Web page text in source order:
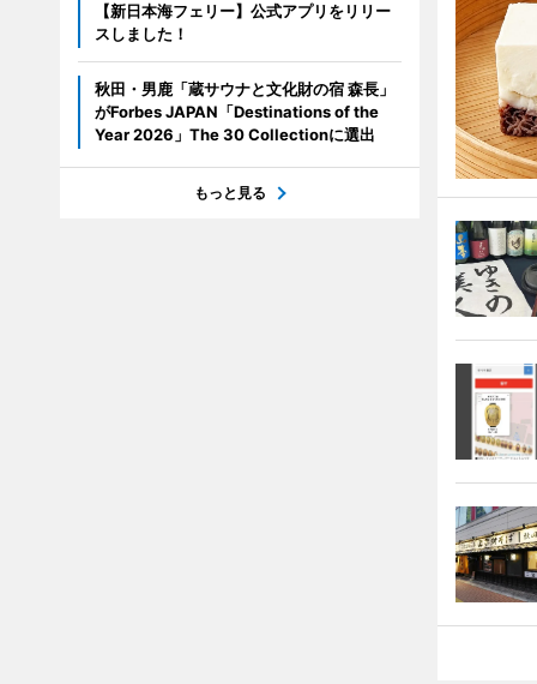
【新日本海フェリー】公式アプリをリリー
スしました！
秋田・男鹿「蔵サウナと文化財の宿 森長」
がForbes JAPAN「Destinations of the
Year 2026」The 30 Collectionに選出
もっと見る